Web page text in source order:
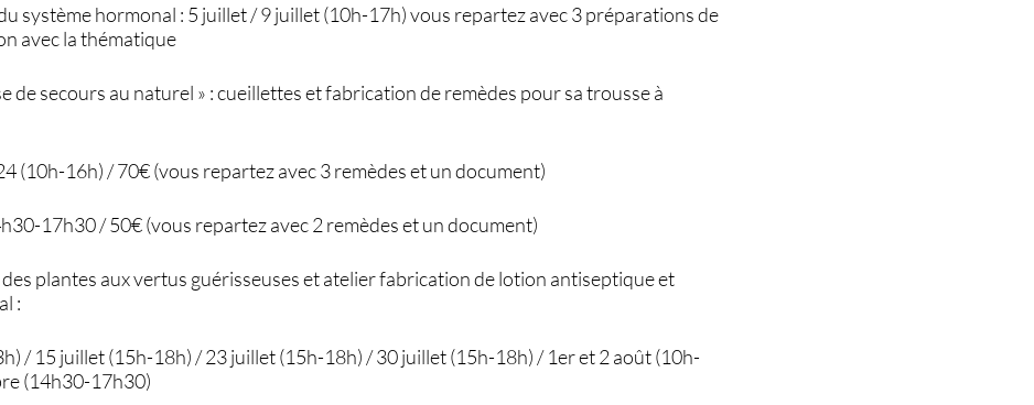
système hormonal : 5 juillet / 9 juillet (10h-17h) vous repartez avec 3 préparations de
avec la thématique
de secours au naturel » : cueillettes et fabrication de remèdes pour sa trousse à
(10h-16h) / 70€ (vous repartez avec 3 remèdes et un document)
17h30 / 50€ (vous repartez avec 2 remèdes et un document)
des plantes aux vertus guérisseuses et atelier fabrication de lotion antiseptique et
:
/ 15 juillet (15h-18h) / 23 juillet (15h-18h) / 30 juillet (15h-18h) / 1er et 2 août (10h-
(14h30-17h30)